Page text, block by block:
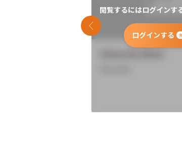
閲覧するにはログインす
ログインする
前のスライド